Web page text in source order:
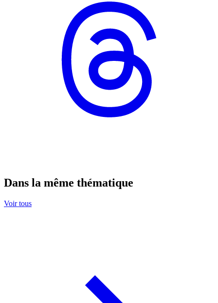
Dans la même thématique
Voir tous